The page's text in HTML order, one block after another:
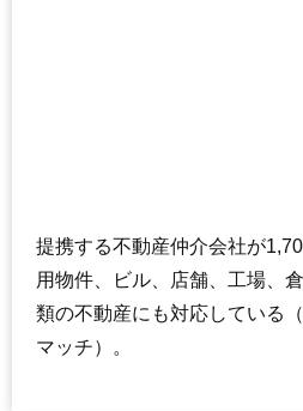
提携する不動産仲介会社が
用物件、ビル、店舗、工場、
類の不動産にも対応している
マッチ）。